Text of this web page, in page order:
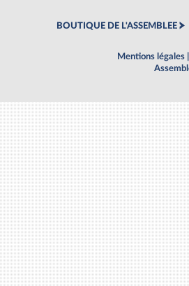
BOUTIQUE DE L'ASSEMBLEE
Mentions légales